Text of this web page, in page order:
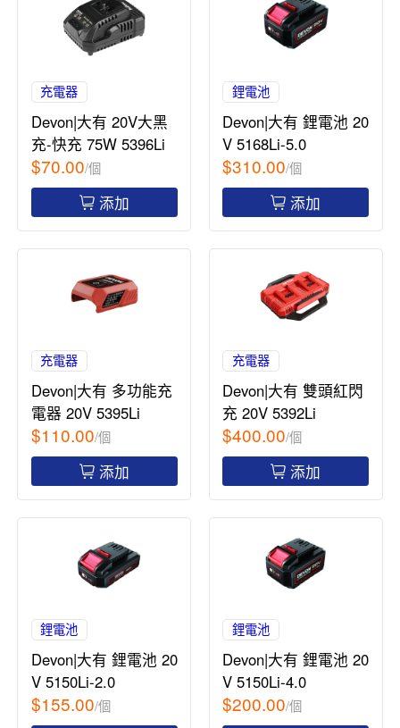
充電器
Devon|大有 20V大黑
充-快充 75W 5396Li
$70.00/個
添加
鋰電池
Devon|大有 鋰電池 20
V 5168Li-5.0
$310.00/個
添加
充電器
Devon|大有 多功能充
電器 20V 5395Li
$110.00/個
添加
充電器
Devon|大有 雙頭紅閃
充 20V 5392Li
$400.00/個
添加
鋰電池
Devon|大有 鋰電池 20
V 5150Li-2.0
$155.00/個
鋰電池
Devon|大有 鋰電池 20
V 5150Li-4.0
$200.00/個